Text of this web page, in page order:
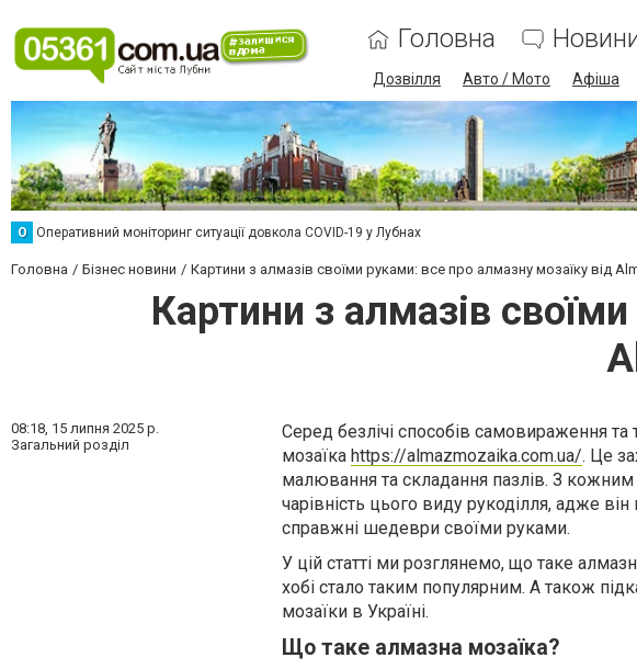
Головна
Дозвілля Авто / Мото Афіша
О Оперативний моніторинг ситуації довкола COVID-19 у Лубнах
Головна Бізнес новини Картини з алмазів своїми руками: все про алмазну мозаїку від
Картини з алмазів
08:18, 15 липня 2025 р.
Загальний розділ
Серед безлічі способів самовираження та
мозаїка https://almazmozaika.com.ua/. Це
малювання та складання пазлів. З
чарівність цього виду рукоділля, адже
справжні шедеври своїми руками.
У цій статті ми розглянемо, що таке
хобі стало таким популярним. А також
мозаїки в Україні.
Що таке алмазна мозаїка?